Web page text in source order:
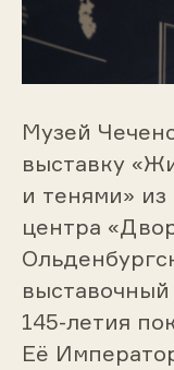
Музей
выставку
и тенями» из
центра
145-летия
Её